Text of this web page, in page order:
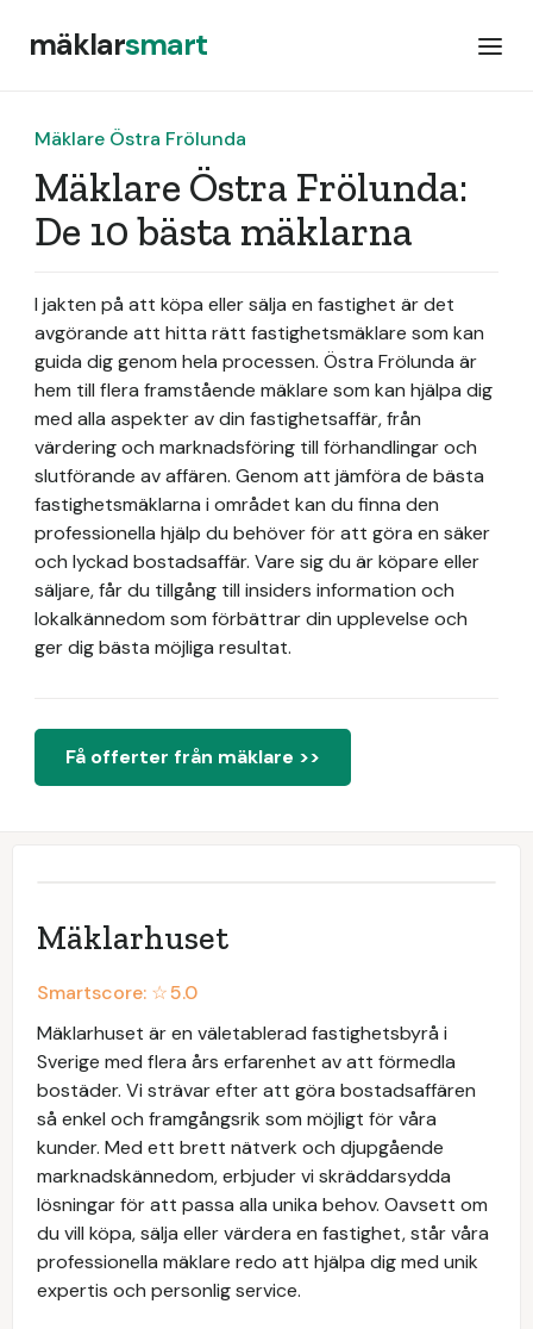
mäklarsmart
Mäklare Östra Frölunda
Mäklare Östra Frölunda:
De 10 bästa mäklarna
I jakten på att köpa eller sälja en fastighet är det
avgörande att hitta rätt fastighetsmäklare som kan
guida dig genom hela processen. Östra Frölunda är
hem till flera framstående mäklare som kan hjälpa dig
med alla aspekter av din fastighetsaffär, från
värdering och marknadsföring till förhandlingar och
slutförande av affären. Genom att jämföra de bästa
fastighetsmäklarna i området kan du finna den
professionella hjälp du behöver för att göra en säker
och lyckad bostadsaffär. Vare sig du är köpare eller
säljare, får du tillgång till insiders information och
lokalkännedom som förbättrar din upplevelse och
ger dig bästa möjliga resultat.
Få offerter från mäklare >>
Mäklarhuset
Smartscore: ☆5.0
Mäklarhuset är en väletablerad fastighetsbyrå i
Sverige med flera års erfarenhet av att förmedla
bostäder. Vi strävar efter att göra bostadsaffären
så enkel och framgångsrik som möjligt för våra
kunder. Med ett brett nätverk och djupgående
marknadskännedom, erbjuder vi skräddarsydda
lösningar för att passa alla unika behov. Oavsett om
du vill köpa, sälja eller värdera en fastighet, står våra
professionella mäklare redo att hjälpa dig med unik
expertis och personlig service.